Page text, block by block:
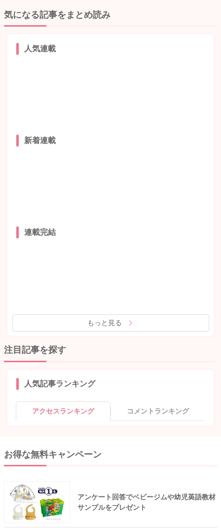
気になる記事をまとめ読み
人気連載
新着連載
連載完結
もっと見る
注目記事を探す
人気記事ランキング
アクセスランキング コメントランキング
お得な無料キャンペーン
アンケート回答でベビージムや幼児英語教材
サンプルをプレゼント